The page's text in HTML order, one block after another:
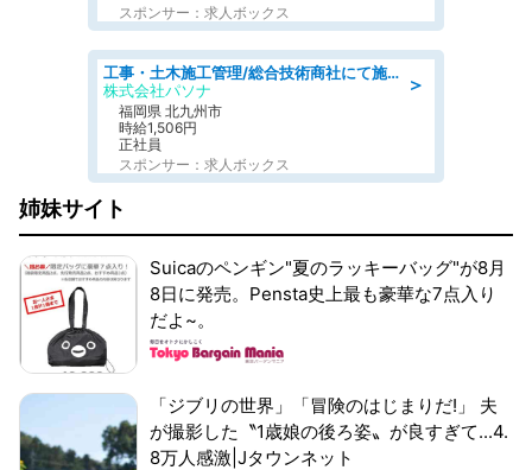
スポンサー：求人ボックス
＞
工事・土木施工管理/総合技術商社にて施工管理のお仕事/即日勤務可/車通勤可/工事・土木施工管理/生産・品質管理
株式会社パソナ
福岡県 北九州市
時給1,506円
正社員
スポンサー：求人ボックス
姉妹サイト
Suicaのペンギン"夏のラッキーバッグ"が8月
8日に発売。Pensta史上最も豪華な7点入り
だよ~。
「ジブリの世界」「冒険のはじまりだ!」 夫
が撮影した〝1歳娘の後ろ姿〟が良すぎて...4.
8万人感激|Jタウンネット